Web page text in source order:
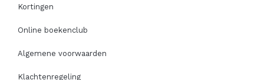
Kortingen
Online boekenclub
Algemene voorwaarden
Klachtenregeling